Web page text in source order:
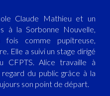
Claude Mathieu et un
à la Sorbonne Nouvelle,
comme pupitreuse,
Elle a suivi un stage dirigé
CFPTS. Alice travaille à
du public grâce à la
son point de départ.